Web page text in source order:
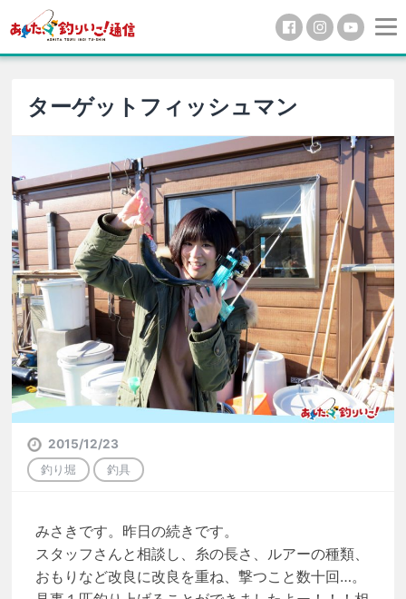
ターゲットフィッシュマン
2015/12/23
釣り堀
釣具
みさきです。昨日の続きです。
スタッフさんと相談し、糸の長さ、ルアーの種類、
おもりなど改良に改良を重ね、撃つこと数十回…。